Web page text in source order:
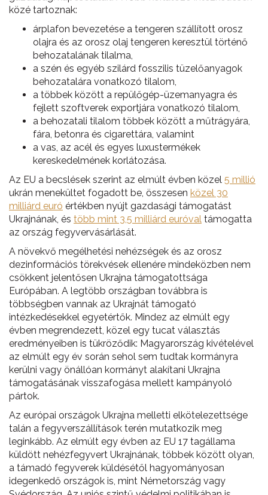
közé tartoznak:
árplafon bevezetése a tengeren szállított orosz
olajra és az orosz olaj tengeren keresztül történő
behozatalának tilalma,
a szén és egyéb szilárd fosszilis tüzelőanyagok
behozatalára vonatkozó tilalom,
a többek között a repülőgép-üzemanyagra és
fejlett szoftverek exportjára vonatkozó tilalom,
a behozatali tilalom többek között a műtrágyára,
fára, betonra és cigarettára, valamint
a vas, az acél és egyes luxustermékek
kereskedelmének korlátozása.
Az EU a becslések szerint az elmúlt évben közel 5 millió
ukrán menekültet fogadott be, összesen közel 30
milliárd euró értékben nyújt gazdasági támogatást
Ukrajnának, és több mint 3,5 milliárd euróval támogatta
az ország fegyvervásárlását.
A növekvő megélhetési nehézségek és az orosz
dezinformációs törekvések ellenére mindeközben nem
csökkent jelentősen Ukrajna támogatottsága
Európában. A legtöbb országban továbbra is
többségben vannak az Ukrajnát támogató
intézkedésekkel egyetértők. Mindez az elmúlt egy
évben megrendezett, közel egy tucat választás
eredményeiben is tükröződik: Magyarország kivételével
az elmúlt egy év során sehol sem tudtak kormányra
kerülni vagy önállóan kormányt alakítani Ukrajna
támogatásának visszafogása mellett kampányoló
pártok.
Az európai országok Ukrajna melletti elkötelezettsége
talán a fegyverszállítások terén mutatkozik meg
leginkább. Az elmúlt egy évben az EU 17 tagállama
küldött nehézfegyvert Ukrajnának, többek között olyan,
a támadó fegyverek küldésétől hagyományosan
idegenkedő országok is, mint Németország vagy